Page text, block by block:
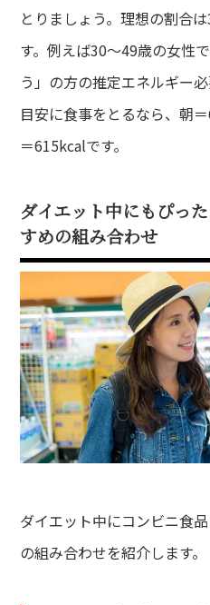
とりましょう。理想の割合
す。例えば30～49歳の女性
う」の方の推定エネルギー
目安に食事をとるなら、朝
＝615kcalです。
ダイエット中にもぴっ
すめの組み合わせ
ダイエット中にコンビニ食
の組み合わせを紹介します。